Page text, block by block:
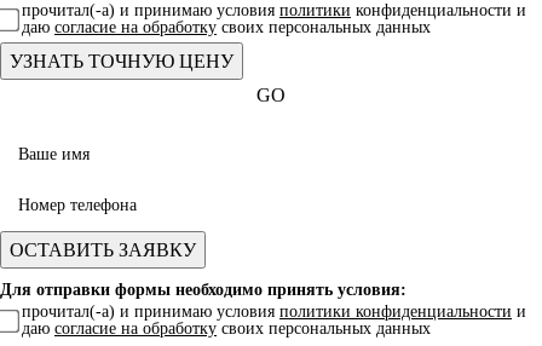
прочитал(-а) и принимаю условия политики конфиденциальности и
даю согласие на обработку своих персональных данных
GO
Для отправки формы необходимо принять условия:
прочитал(-а) и принимаю условия политики конфиденциальности и
даю согласие на обработку своих персональных данных